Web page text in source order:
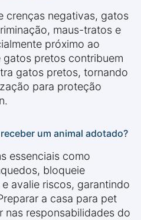
crenças negativas, gatos
maus-tratos e
próximo ao
pretos contribuem
gatos pretos, tornando
para proteção
um animal adotado?
essenciais como
bloqueie
avalie riscos, garantindo
a casa para pet
nas responsabilidades do